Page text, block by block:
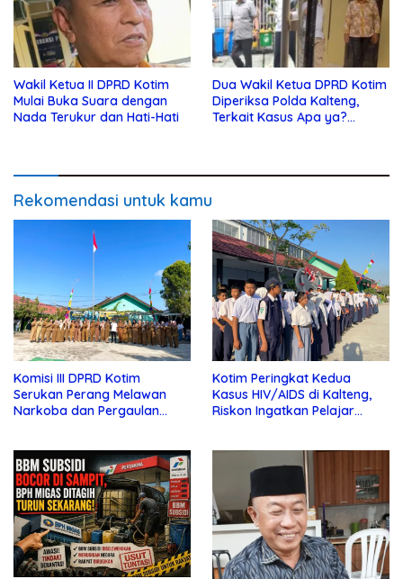
Wakil Ketua II DPRD Kotim
Mulai Buka Suara dengan
Nada Terukur dan Hati-Hati
Dua Wakil Ketua DPRD Kotim
Diperiksa Polda Kalteng,
Terkait Kasus Apa ya?…
Rekomendasi untuk kamu
Komisi III DPRD Kotim
Serukan Perang Melawan
Narkoba dan Pergaulan
Kotim Peringkat Kedua
Kasus HIV/AIDS di Kalteng,
Riskon Ingatkan Pelajar